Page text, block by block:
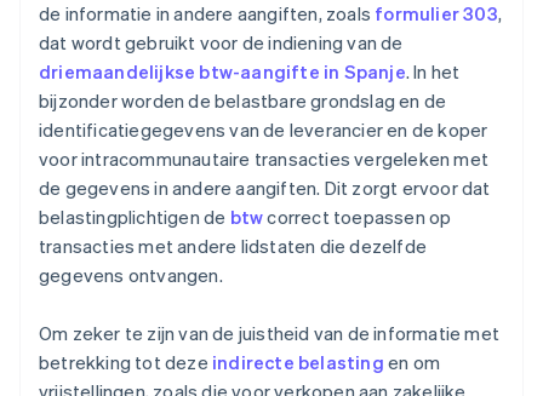
de informatie in andere aangiften, zoals formulier 303,
dat wordt gebruikt voor de indiening van de
driemaandelijkse btw-aangifte in Spanje. In het
bijzonder worden de belastbare grondslag en de
identificatiegegevens van de leverancier en de koper
voor intracommunautaire transacties vergeleken met
de gegevens in andere aangiften. Dit zorgt ervoor dat
belastingplichtigen de btwcorrect toepassen op
transacties met andere lidstaten die dezelfde
gegevens ontvangen.
Om zeker te zijn van de juistheid van de informatie met
betrekking tot deze indirecte belasting en om